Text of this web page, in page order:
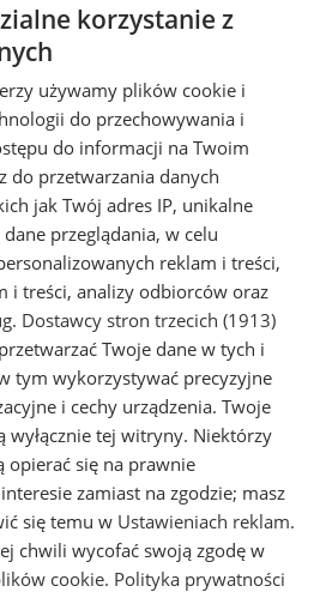
- Hale Stalowe
- świadectwa
IT
- praca w Orzeszu
drogowe
drogowe
korzystanie z
używamy plików cookie i
do przechowywania i
do informacji na Twoim
do przetwarzania danych
jak Twój adres IP, unikalne
przeglądania, w celu
reklam i treści,
i treści, analizy odbiorców oraz
Dostawcy stron trzecich (1913)
Twoje dane w tych i
tym wykorzystywać precyzyjne
i cechy urządzenia. Twoje
wyłącznie tej witryny. Niektórzy
opierać się na prawnie
zamiast na zgodzie; masz
się temu w Ustawieniach reklam.
chwili wycofać swoją zgodę w
cookie. Polityka prywatności